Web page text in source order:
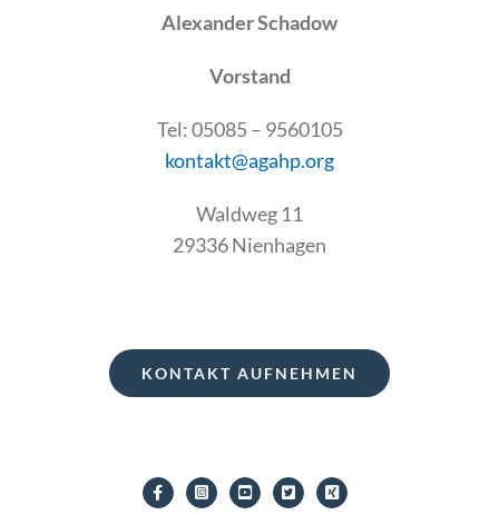
Alexander Schadow
Vorstand
Tel: 05085 – 9560105
kontakt@agahp.org
Waldweg 11
29336 Nienhagen
KONTAKT AUFNEHMEN